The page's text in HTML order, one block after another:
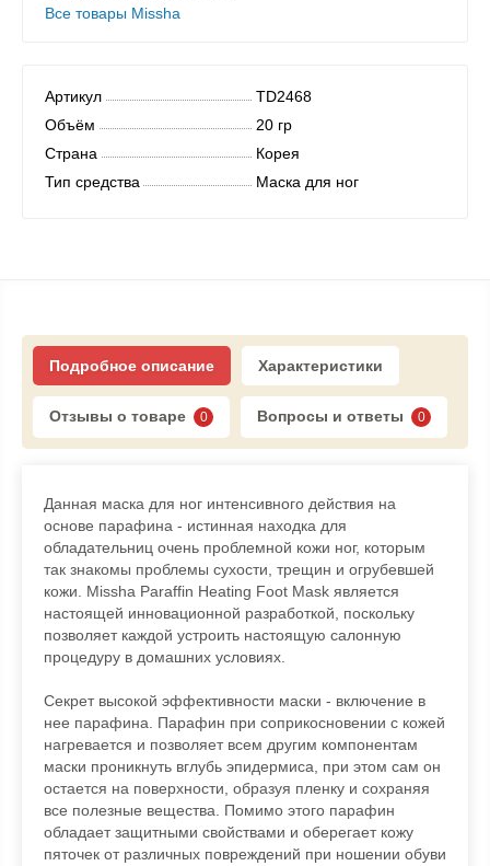
Все товары Missha
Артикул
TD2468
Объём
20 гр
Страна
Корея
Тип средства
Маска для ног
Подробное описание Характеристики
Отзывы о товаре 0 Вопросы и ответы 0
Данная маска для ног интенсивного действия на
основе парафина - истинная находка для
обладательниц очень проблемной кожи ног, которым
так знакомы проблемы сухости, трещин и огрубевшей
кожи. Missha Paraffin Heating Foot Mask является
настоящей инновационной разработкой, поскольку
позволяет каждой устроить настоящую салонную
процедуру в домашних условиях.
Секрет высокой эффективности маски - включение в
нее парафина. Парафин при соприкосновении с кожей
нагревается и позволяет всем другим компонентам
маски проникнуть вглубь эпидермиса, при этом сам он
остается на поверхности, образуя пленку и сохраняя
все полезные вещества. Помимо этого парафин
обладает защитными свойствами и оберегает кожу
пяточек от различных повреждений при ношении обуви